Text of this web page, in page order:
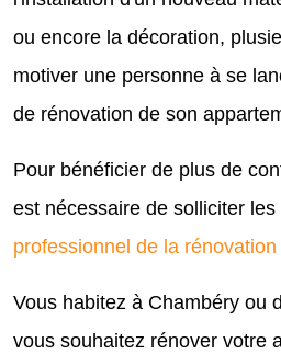
ou encore la décoration,
motiver une personne à se
de rénovation de son
Pour bénéficier de plus de
est nécessaire de solliciter les
professionnel de la
Vous habitez à Chambéry ou
vous souhaitez rénover votre